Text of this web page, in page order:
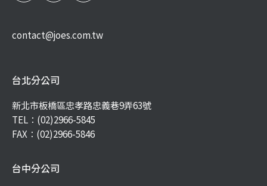
contact@joes.com.tw
台北分公司
新北市板橋區忠孝路忠義巷9弄63號
TEL： (02)2966-5845
FAX：(02)2966-5846
台中分公司